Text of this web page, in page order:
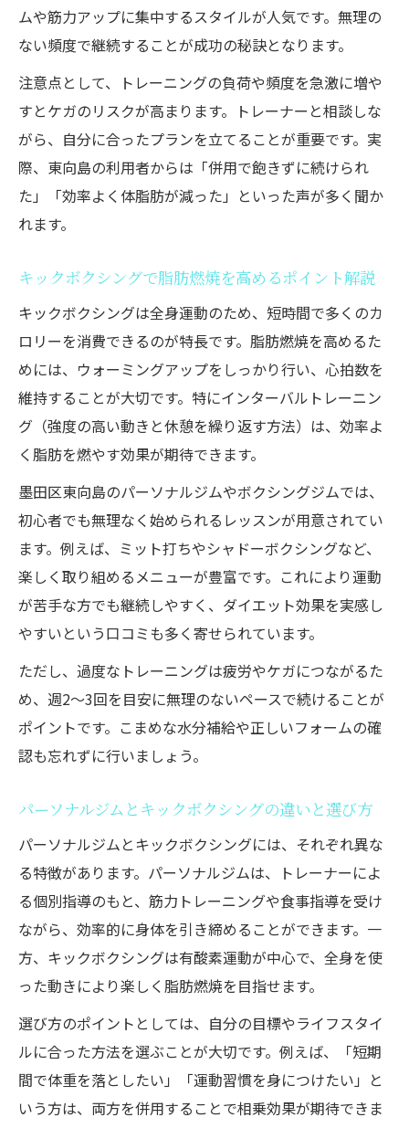
ムや筋力アップに集中するスタイルが人気です。無理の
ない頻度で継続することが成功の秘訣となります。
注意点として、トレーニングの負荷や頻度を急激に増や
すとケガのリスクが高まります。トレーナーと相談しな
がら、自分に合ったプランを立てることが重要です。実
際、東向島の利用者からは「併用で飽きずに続けられ
た」「効率よく体脂肪が減った」といった声が多く聞か
れます。
キックボクシングで脂肪燃焼を高めるポイント解説
キックボクシングは全身運動のため、短時間で多くのカ
ロリーを消費できるのが特長です。脂肪燃焼を高めるた
めには、ウォーミングアップをしっかり行い、心拍数を
維持することが大切です。特にインターバルトレーニン
グ（強度の高い動きと休憩を繰り返す方法）は、効率よ
く脂肪を燃やす効果が期待できます。
墨田区東向島のパーソナルジムやボクシングジムでは、
初心者でも無理なく始められるレッスンが用意されてい
ます。例えば、ミット打ちやシャドーボクシングなど、
楽しく取り組めるメニューが豊富です。これにより運動
が苦手な方でも継続しやすく、ダイエット効果を実感し
やすいという口コミも多く寄せられています。
ただし、過度なトレーニングは疲労やケガにつながるた
め、週2～3回を目安に無理のないペースで続けることが
ポイントです。こまめな水分補給や正しいフォームの確
認も忘れずに行いましょう。
パーソナルジムとキックボクシングの違いと選び方
パーソナルジムとキックボクシングには、それぞれ異な
る特徴があります。パーソナルジムは、トレーナーによ
る個別指導のもと、筋力トレーニングや食事指導を受け
ながら、効率的に身体を引き締めることができます。一
方、キックボクシングは有酸素運動が中心で、全身を使
った動きにより楽しく脂肪燃焼を目指せます。
選び方のポイントとしては、自分の目標やライフスタイ
ルに合った方法を選ぶことが大切です。例えば、「短期
間で体重を落としたい」「運動習慣を身につけたい」と
いう方は、両方を併用することで相乗効果が期待できま